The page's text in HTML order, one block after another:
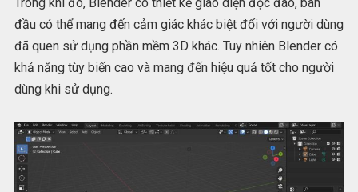
đầu có thể mang đến cảm giác khác biệt đối với người dùng
đã quen sử dụng phần mềm 3D khác. Tuy nhiên Blender có
khả năng tùy biến cao và mang đến hiệu quả tốt cho người
dùng khi sử dụng.